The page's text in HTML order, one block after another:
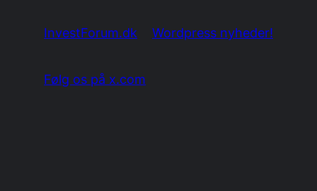
InvestForum.dk Wordpress nyheder!
Følg os på x.com